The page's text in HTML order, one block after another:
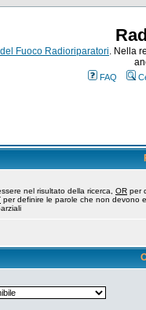
Fuoco Radioriparatori. Nella
FAQ
nel risultato della ricerca, OR per
per definire le parole che non devono